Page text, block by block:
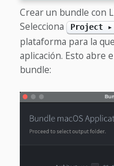
Crear un bundle con
Selecciona
Project
plataforma para la
aplicación. Esto abre
bundle: